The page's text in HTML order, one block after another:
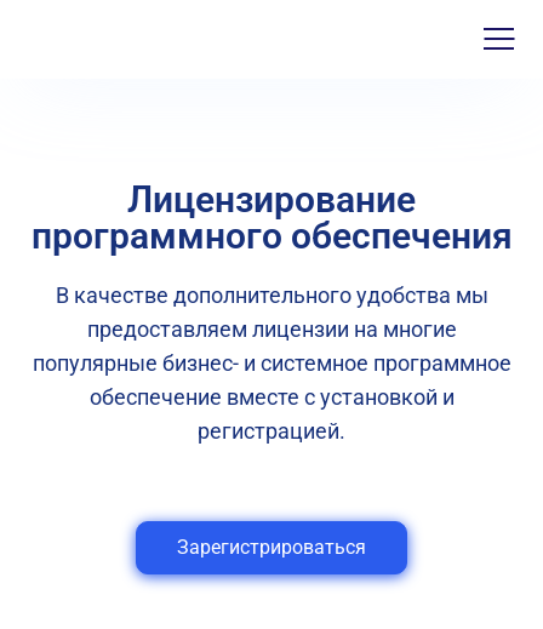
Лицензирование
программного обеспечения
В качестве дополнительного удобства мы
предоставляем лицензии на многие
популярные бизнес- и системное программное
обеспечение вместе с установкой и
регистрацией.
Зарегистрироваться